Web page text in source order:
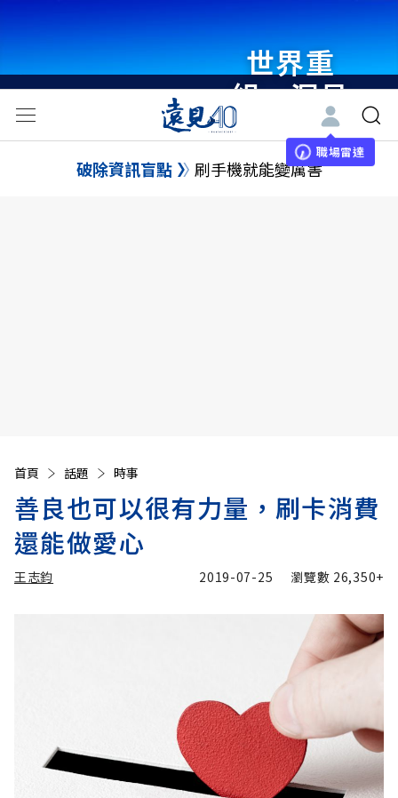
世界重
組・洞見
未來 與
世界領袖
職場雷達
破除資訊盲點 刷手機就能變厲害
首頁 話題 時事
善良也可以很有力量，刷卡消費
還能做愛心
王志鈞 2019-07-25 瀏覽數 26,350+